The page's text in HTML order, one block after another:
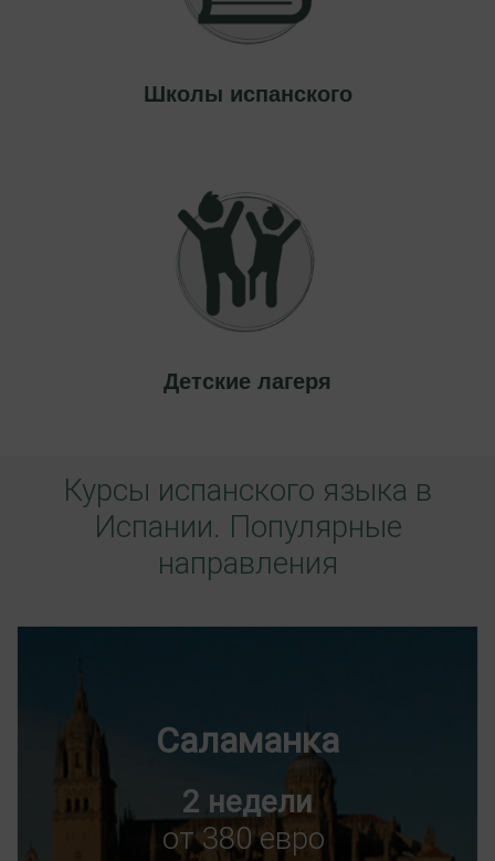
Школы испанского
Детские лагеря
Курсы испанского языка в
Испании. Популярные
направления
Саламанка
2 недели
от 380 евро